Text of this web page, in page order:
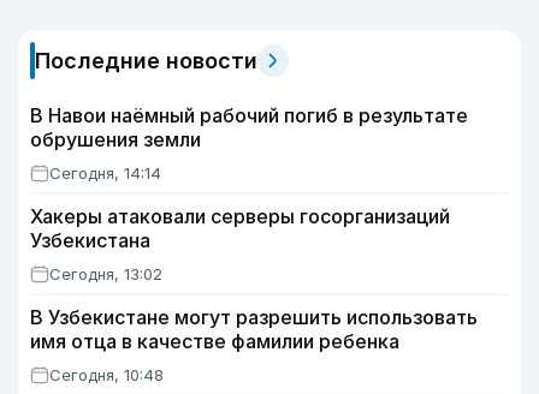
Последние новости
В Навои наёмный рабочий погиб в результате
обрушения земли
Сегодня, 14:14
Хакеры атаковали серверы госорганизаций
Узбекистана
Сегодня, 13:02
В Узбекистане могут разрешить использовать
имя отца в качестве фамилии ребенка
Сегодня, 10:48